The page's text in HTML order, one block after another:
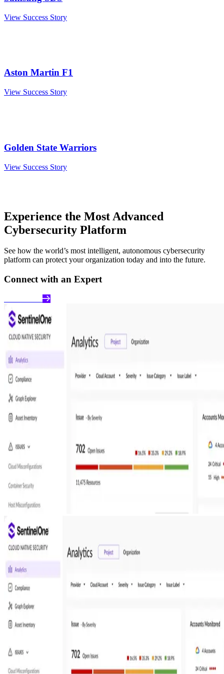
View Success Story
Aston Martin F1
View Success Story
Golden State Warriors
View Success Story
Experience the Most Advanced
Cybersecurity Platform
See how the world’s most intelligent, autonomous cybersecurity
platform can protect your organization today and into the future.
Connect with an Expert